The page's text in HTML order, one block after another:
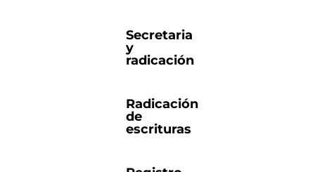
Secretaria
y
radicación
Radicación
de
escrituras